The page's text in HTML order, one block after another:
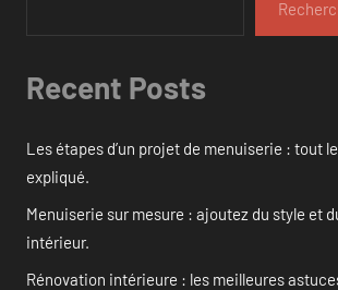
Recent Posts
Les étapes d’un projet de menuiserie : tout
expliqué.
Menuiserie sur mesure : ajoutez du style et
intérieur.
Rénovation intérieure : les meilleures